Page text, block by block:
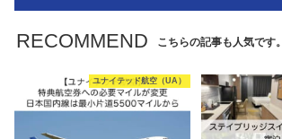
RECOMMEND こちらの記事も人気です。
ユナイテッド航空（UA）